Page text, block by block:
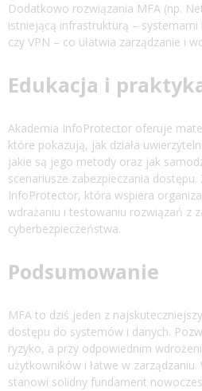
Dodatkowo rozwiązania MFA (np.
istniejącą infrastrukturą –
czy VPN – co ułatwia zarządzanie i
Edukacja i
Akademia InfoProtector oferuje
które pokazują, jak działa
jakie są jego metody oraz jak
scenariusze zabezpieczania
InfoProtector, która wspiera
wdrażaniu i testowaniu rozwiązań z
cyberbezpieczeństwa.
Podsumowanie
MFA to dziś jeden z
dostępu do systemów i danych.
ryzyko, a przy odpowiednim
użytkowników i łatwe w zarządzaniu.
stanowi solidny fundament